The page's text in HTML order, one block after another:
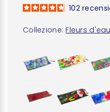
Collezione: Fleurs d'eau
102